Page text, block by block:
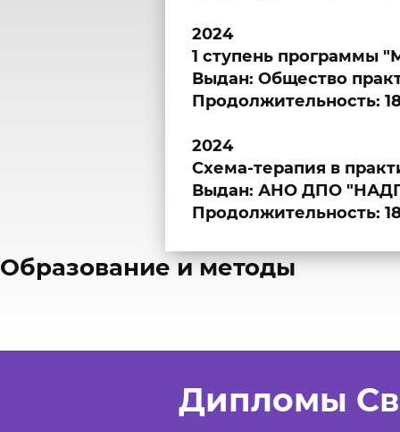
2024
1 ступень программы
Выдан: Общество
Продолжительность:
2024
Схема-терапия в
Выдан: АНО ДПО
Продолжительность:
​Образование и методы
Дипломы